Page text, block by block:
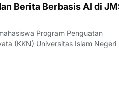
Berita Berbasis AI di
Program Penguatan
(KKN) Universitas Islam Negeri
opini publik dan berita